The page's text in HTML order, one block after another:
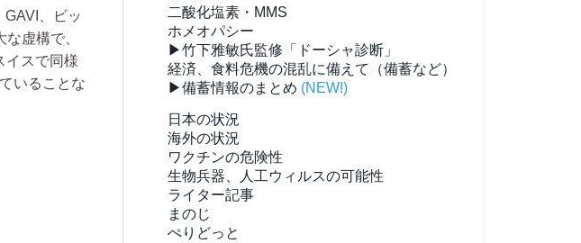
、ビッ
虚構で、
イスで同様
いることな
二酸化塩素・MMS
ホメオパシー
▶竹下雅敏氏監修「ドーシャ診断」
経済、食料危機の混乱に備えて（備蓄など）
▶備蓄情報のまとめ (NEW!)
日本の状況
海外の状況
ワクチンの危険性
生物兵器、人工ウィルスの可能性
ライター記事
まのじ
ぺりどっと